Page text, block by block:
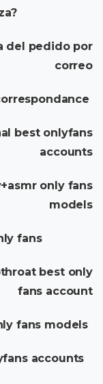
del pedido por
correo
best onlyfans
accounts
only fans
models
fans
best only
fans account
fans models
accounts